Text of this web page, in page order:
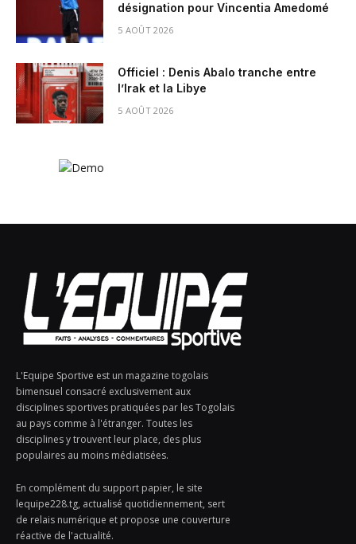
désignation pour Vincentia Amedomé
5 AOÛT 2026
Officiel : Denis Abalo tranche entre
l’Irak et la Libye
5 AOÛT 2026
L'Equipe Sportive est un magazine togolais
bimensuel consacré exclusivement aux
disciplines sportives pratiquées par les Togolais
au pays comme à l'étranger. Toutes les
disciplines y trouvent leur place, des plus
populaires au moins médiatisées.
En complément du support papier, le site
lequipe228.tg, actualisé quotidiennement, sert
de relais numérique et propose une couverture
réactive de l'actualité.